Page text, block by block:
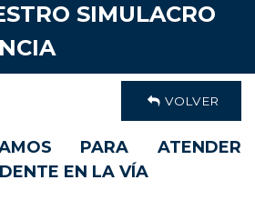
SIMULACRO
VOLVER
PARA ATENDER
EN LA VÍA